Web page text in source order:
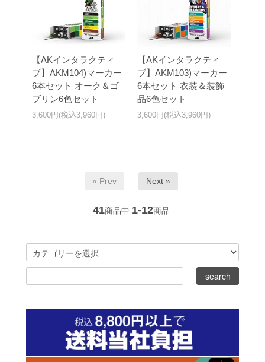
【AKインタラクティ
ブ】AKM104)マーカー
6本セット オーク＆ゴ
ブリン6色セット
3,600円(税込3,960円)
【AKインタラクティ
ブ】AKM103)マーカー
6本セット 衣装＆装飾
品6色セット
3,600円(税込3,960円)
« Prev Next »
41商品中 1-12商品